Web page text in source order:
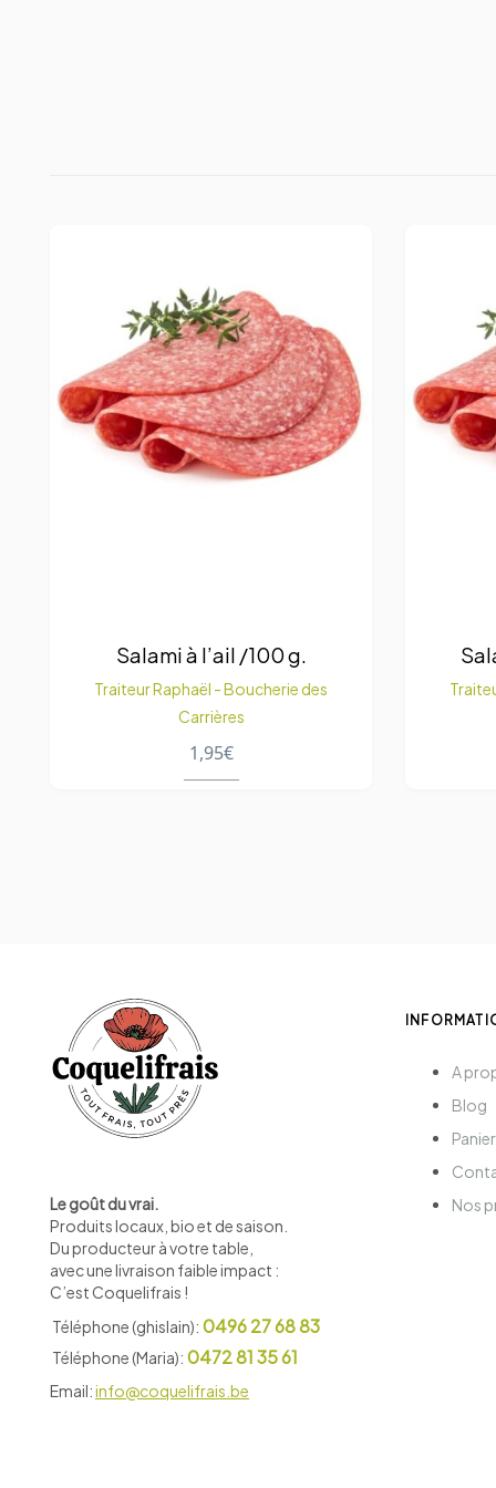
Salami à l’ail /100 g.
Traiteur Raphaël - Boucherie des
Carrières
1,95€
Le goût du vrai.
Produits locaux, bio et de saison
Du producteur à votre table,
avec une livraison faible impact :
C’est Coquelifrais !
Téléphone (ghislain): 0496 27 68 83
Téléphone (Maria): 0472 81 35 61
Email:info@coquelifrais.be
A
Blog
Panier
Nos